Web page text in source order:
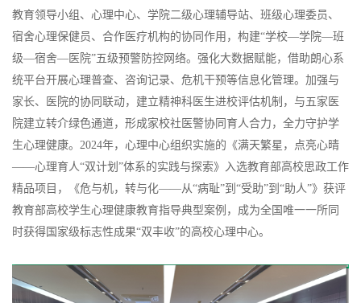
教育领导小组、心理中心、学院二级心理辅导站、班级心理委员、
宿舍心理保健员、合作医疗机构的协同作用，构建“学校—学院—班
级—宿舍—医院”五级预警防控网络。强化大数据赋能，借助朗心系
统平台开展心理普查、咨询记录、危机干预等信息化管理。加强与
家长、医院的协同联动，建立精神科医生进校评估机制，与五家医
院建立转介绿色通道，形成家校社医警协同育人合力，全力守护学
生心理健康。2024年，心理中心组织实施的《满天繁星，点亮心晴
——心理育人“双计划”体系的实践与探索》入选教育部高校思政工作
精品项目，《危与机，转与化——从“病耻”到“受助”到“助人”》获评
教育部高校学生心理健康教育指导典型案例，成为全国唯一一所同
时获得国家级标志性成果“双丰收”的高校心理中心。